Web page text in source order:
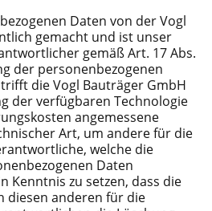
Daten von der Vogl
gemacht und ist unser
gemäß Art. 17 Abs.
der personenbezogenen
die Vogl Bauträger GmbH
der verfügbaren Technologie
angemessene
Art, um andere für die
welche die
Daten
Kenntnis zu setzen, dass die
diesen anderen für die